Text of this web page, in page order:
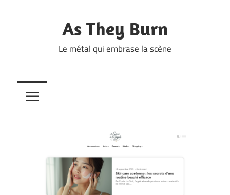
As They Burn
Le métal qui embrase la scène